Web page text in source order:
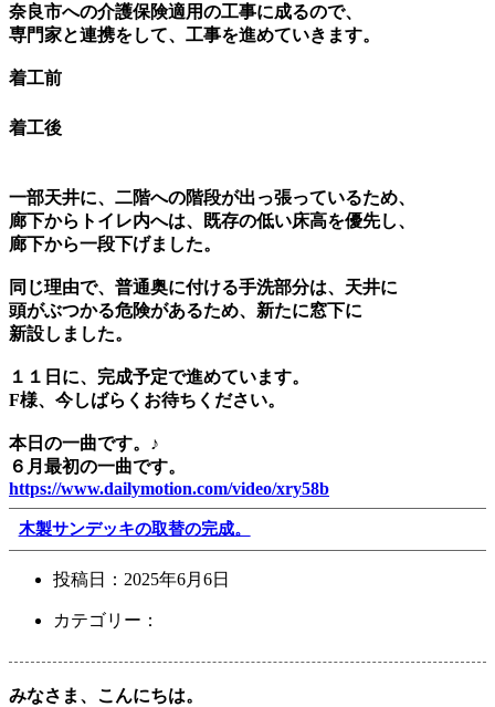
奈良市への介護保険適用の工事に成るので、
専門家と連携をして、工事を進めていきます。
着工前
着工後
一部天井に、二階への階段が出っ張っているため、
廊下からトイレ内へは、既存の低い床高を優先し、
廊下から一段下げました。
同じ理由で、普通奥に付ける手洗部分は、天井に
頭がぶつかる危険があるため、新たに窓下に
新設しました。
１１日に、完成予定で進めています。
F様、今しばらくお待ちください。
本日の一曲です。♪
６月最初の一曲です。
https://www.dailymotion.com/video/xry58b
木製サンデッキの取替の完成。
投稿日： 2025年6月6日
カテゴリー：
みなさま、こんにちは。